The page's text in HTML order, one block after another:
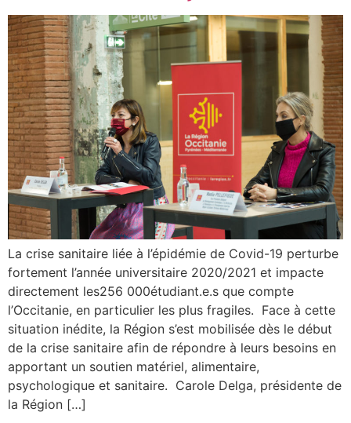
La crise sanitaire liée à l’épidémie de Covid-19 perturbe
fortement l’année universitaire 2020/2021 et impacte
directement les256 000étudiant.e.s que compte
l’Occitanie, en particulier les plus fragiles. Face à cette
situation inédite, la Région s’est mobilisée dès le début
de la crise sanitaire afin de répondre à leurs besoins en
apportant un soutien matériel, alimentaire,
psychologique et sanitaire. Carole Delga, présidente de
la Région […]